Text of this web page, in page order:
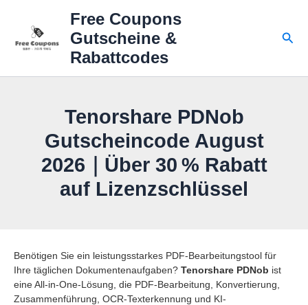
springen
Free Coupons
Gutscheine &
Rabattcodes
Tenorshare PDNob
Gutscheincode August
2026｜Über 30 % Rabatt
auf Lizenzschlüssel
Benötigen Sie ein leistungsstarkes PDF-Bearbeitungstool für
Ihre täglichen Dokumentenaufgaben? Tenorshare PDNob ist
eine All-in-One-Lösung, die PDF-Bearbeitung, Konvertierung,
Zusammenführung, OCR-Texterkennung und KI-